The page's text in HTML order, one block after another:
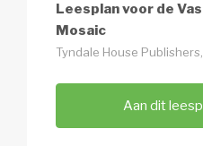
Leesplan voor de
Mosaic
Tyndale House
Aan dit